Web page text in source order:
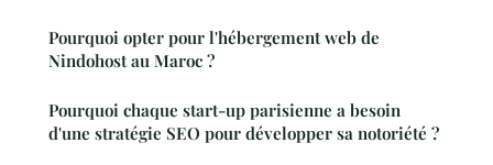
Pourquoi opter pour l'hébergement web de
Nindohost au Maroc ?
Pourquoi chaque start-up parisienne a besoin
d'une stratégie SEO pour développer sa notoriété ?